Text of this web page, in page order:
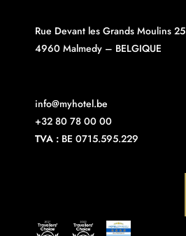
Rue Devant les Grands Moulins 25
4960 Malmedy – BELGIQUE
info@myhotel.be
+32 80 78 00 00
TVA : BE 0715.595.229